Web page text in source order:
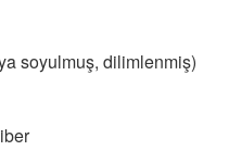
soyulmuş, dilimlenmiş)